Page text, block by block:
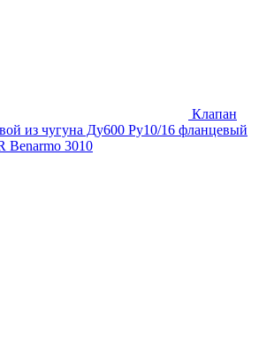
Клапан
из чугуна Ду600 Ру10/16 фланцевый
Benarmo 3010